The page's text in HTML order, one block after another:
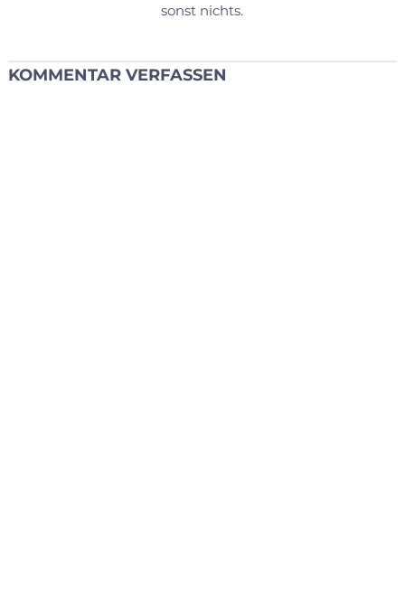
sonst nichts.
KOMMENTAR VERFASSEN